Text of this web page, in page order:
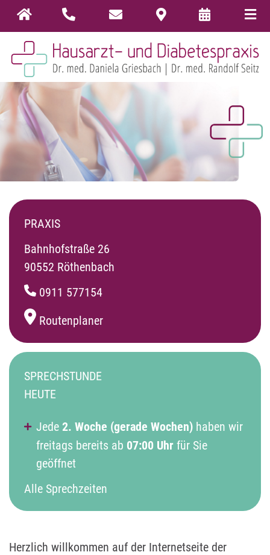
PRAXIS
Bahnhofstraße 26
90552 Röthenbach
0911 577154
Routenplaner
SPRECHSTUNDE
HEUTE
Jede 2. Woche (gerade Wochen) haben wir
freitags bereits ab 07:00 Uhr für Sie
geöffnet
Alle Sprechzeiten
Herzlich willkommen auf der Internetseite der